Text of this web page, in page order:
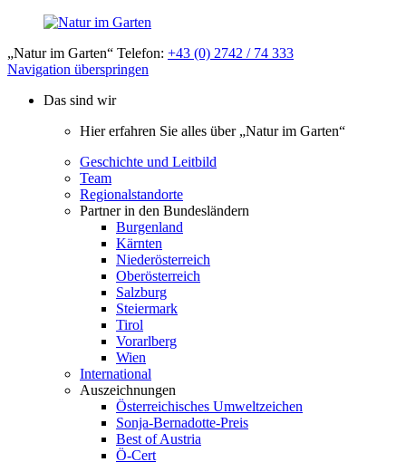
„Natur im Garten“ Telefon: +43 (0) 2742 / 74 333
Navigation überspringen
Das sind wir
Hier erfahren Sie alles über „Natur im Garten“
Geschichte und Leitbild
Team
Regionalstandorte
Partner in den Bundesländern
Burgenland
Kärnten
Niederösterreich
Oberösterreich
Salzburg
Steiermark
Tirol
Vorarlberg
Wien
International
Auszeichnungen
Österreichisches Umweltzeichen
Sonja-Bernadotte-Preis
Best of Austria
Ö-Cert